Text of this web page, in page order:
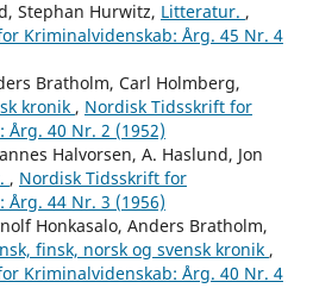
Stephan Hurwitz, Litteratur. ,
Kriminalvidenskab: Årg. 45 Nr. 4
Bratholm, Carl Holmberg,
kronik , Nordisk Tidsskrift for
40 Nr. 2 (1952)
Halvorsen, A. Haslund, Jon
, Nordisk Tidsskrift for
44 Nr. 3 (1956)
Honkasalo, Anders Bratholm,
finsk, norsk og svensk kronik ,
Kriminalvidenskab: Årg. 40 Nr. 4